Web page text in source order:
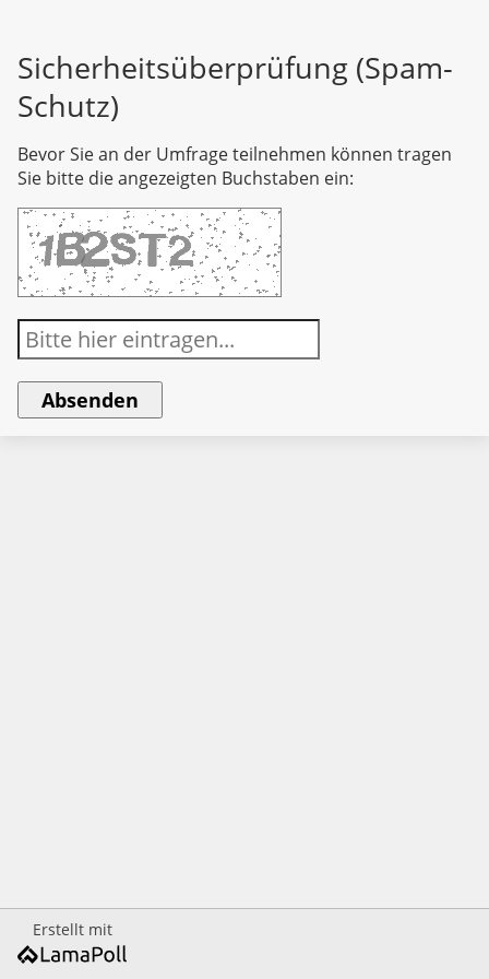
Sicherheitsüberprüfung (Spam-
Schutz)
Bevor Sie an der Umfrage teilnehmen können tragen
Sie bitte die angezeigten Buchstaben ein:
Erstellt mit